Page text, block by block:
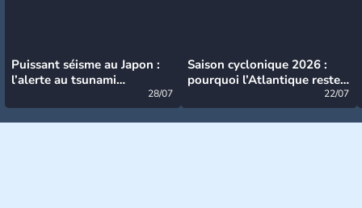
Puissant séisme au Japon :
l’alerte au tsunami
28/07
Saison cyclonique 2026 :
pourquoi l’Atlantique reste
22/07